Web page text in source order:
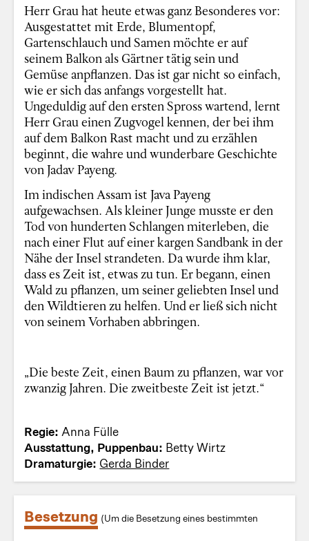
Herr Grau hat heute etwas ganz Besonderes vor:
Ausgestattet mit Erde, Blumentopf,
Gartenschlauch und Samen möchte er auf
seinem Balkon als Gärtner tätig sein und
Gemüse anpflanzen. Das ist gar nicht so einfach,
wie er sich das anfangs vorgestellt hat.
Ungeduldig auf den ersten Spross wartend, lernt
Herr Grau einen Zugvogel kennen, der bei ihm
auf dem Balkon Rast macht und zu erzählen
beginnt, die wahre und wunderbare Geschichte
von Jadav Payeng.
Im indischen Assam ist Java Payeng
aufgewachsen. Als kleiner Junge musste er den
Tod von hunderten Schlangen miterleben, die
nach einer Flut auf einer kargen Sandbank in der
Nähe der Insel strandeten. Da wurde ihm klar,
dass es Zeit ist, etwas zu tun. Er begann, einen
Wald zu pflanzen, um seiner geliebten Insel und
den Wildtieren zu helfen. Und er ließ sich nicht
von seinem Vorhaben abbringen.
„Die beste Zeit, einen Baum zu pflanzen, war vor
zwanzig Jahren. Die zweitbeste Zeit ist jetzt.“
Regie:Anna Fülle
Ausstattung, Puppenbau: Betty Wirtz
Dramaturgie: Gerda Binder
Besetzung (Um die Besetzung eines bestimmten